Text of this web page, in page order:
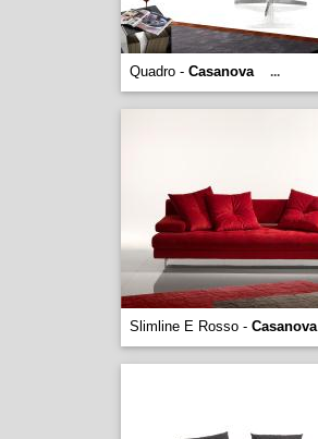
Quadro - Casanova ...
Slimline E Rosso - Casanova